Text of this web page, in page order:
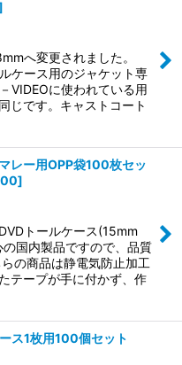
へ変更されました。
ケース用のジャケット専
VIDEOに使われている用
じです。キャストコート
レー用OPP袋100枚セッ
]
トールケース(15mm
国内製品ですので、品質
の商品は静電気防止加工
テープが手に付かず、作
ス1枚用100個セット